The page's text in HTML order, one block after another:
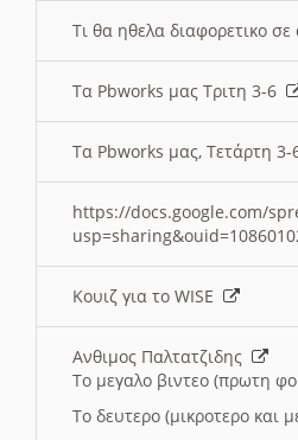
Τι θα ηθελα διαφορετικο
Τα Pbworks μας Τριτη 3-6
Τα Pbworks μας, Τετάρτη 3-
https://docs.google.com/
Κουιζ για το WISE
Ανθιμος Παλτατζιδης
Το μεγαλο βιντεο (πρωτη
Το δευτερο (μικροτερο και